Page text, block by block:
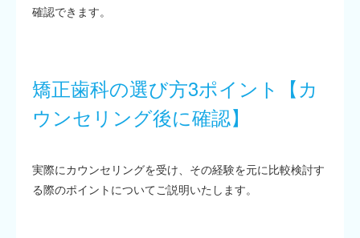
確認できます。
矯正歯科の選び方3ポイント【カ
ウンセリング後に確認】
実際にカウンセリングを受け、その経験を元に比較検討す
る際のポイントについてご説明いたします。